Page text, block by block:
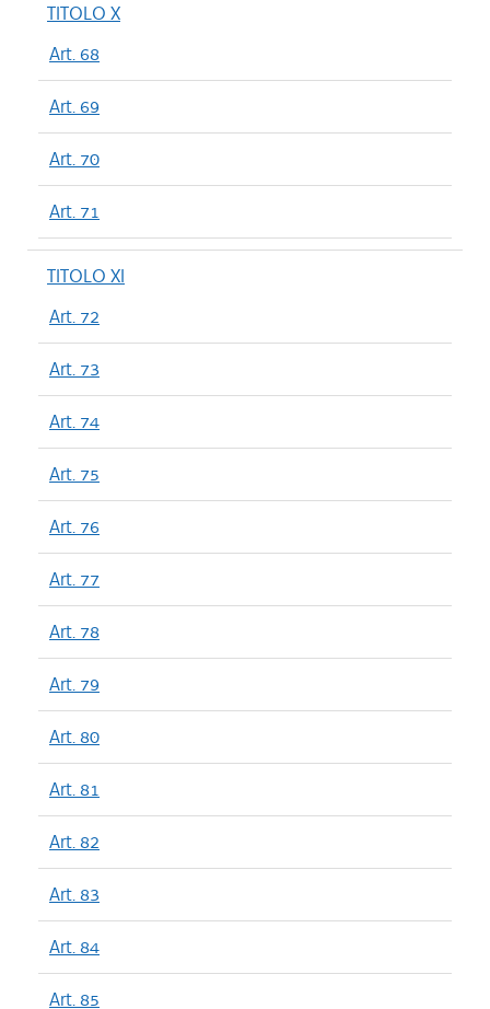
TITOLO X
Art. 68
Art. 69
Art. 70
Art. 71
TITOLO XI
Art. 72
Art. 73
Art. 74
Art. 75
Art. 76
Art. 77
Art. 78
Art. 79
Art. 80
Art. 81
Art. 82
Art. 83
Art. 84
Art. 85